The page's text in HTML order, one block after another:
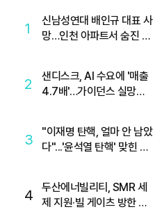
1
신남성연대 배인규 대표 사
망…인천 아파트서 숨진 채
2
샌디스크, AI 수요에 '매출
4.7배'…가이던스 실망에
3
"이재명 탄핵, 얼마 안 남았
다"...'윤석열 탄핵' 맞힌 무
4
두산에너빌리티, SMR 세
제 지원·빌 게이츠 방한 기